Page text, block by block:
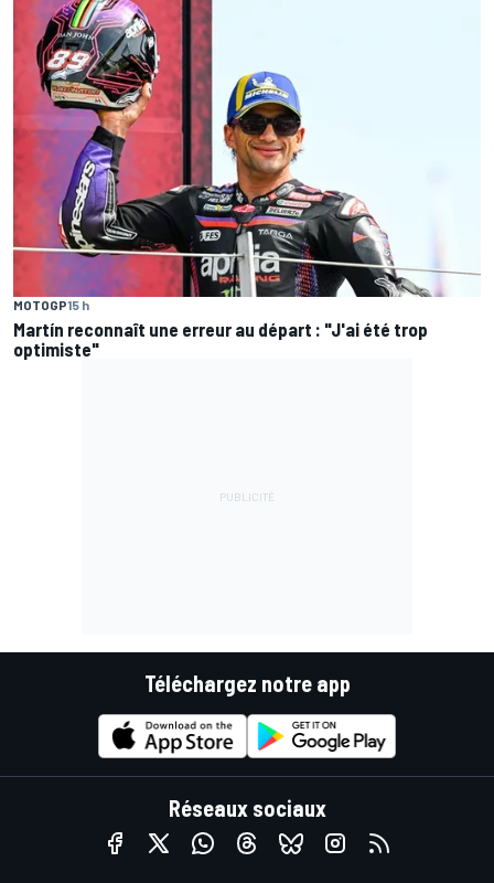
MOTOGP15 h
Martín reconnaît une erreur au départ : "J'ai été trop
optimiste"
Téléchargez notre app
Réseaux sociaux